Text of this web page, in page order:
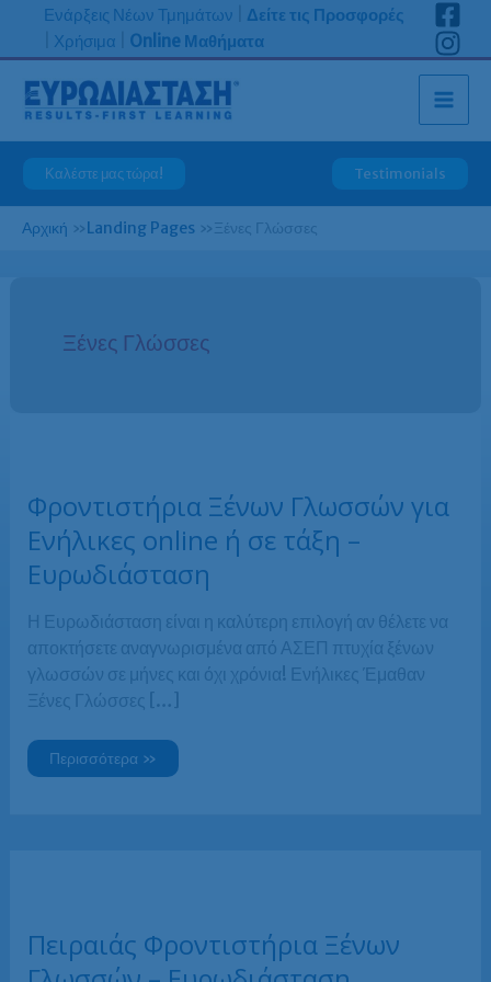
Μετάβαση
περιεχόμενο
Ενάρξεις Νέων Τμημάτων
Δείτε τις Προσφορές
Χρήσιμα Online Μαθήματα
Καλέστε μας τώρα! Testimonials
Αρχική »Landing Pages »Ξένες Γλώσσες
Ξένες Γλώσσες
Φροντιστήρια Ξένων Γλωσσών για
Ενήλικες online ή σε τάξη –
Ευρωδιάσταση
Η Ευρωδιάσταση είναι η καλύτερη επιλογή αν θέλετε να
αποκτήσετε αναγνωρισμένα από ΑΣΕΠ πτυχία ξένων
γλωσσών σε μήνες και όχι χρόνια! Ενήλικες Έμαθαν
Ξένες Γλώσσες […]
Φροντιστήρια
Ξένων
Περισσότερα »
Πειραιάς Φροντιστήρια Ξένων